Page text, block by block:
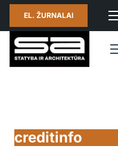
EL. ŽURNALAI
creditinfo